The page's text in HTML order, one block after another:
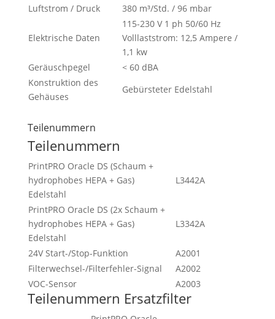
Luftstrom / Druck
380 m³/Std. / 96 mbar
Elektrische Daten
115-230 V 1 ph 50/60 Hz
Volllaststrom: 12,5 Ampere /
1,1 kw
Geräuschpegel
< 60 dBA
Konstruktion des
Gehäuses
Gebürsteter Edelstahl
Teilenummern
Teilenummern
PrintPRO Oracle DS (Schaum +
hydrophobes HEPA + Gas)
Edelstahl
L3442A
PrintPRO Oracle DS (2x Schaum +
hydrophobes HEPA + Gas)
Edelstahl
L3342A
24V Start-/Stop-Funktion
A2001
Filterwechsel-/Filterfehler-Signal
A2002
VOC-Sensor
A2003
Teilenummern Ersatzfilter